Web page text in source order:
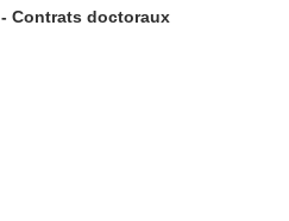
Contrats doctoraux